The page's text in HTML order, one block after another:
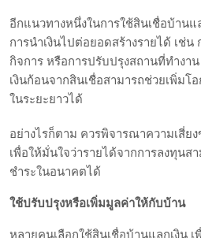
อีกแนวทางหนึ่งในการใช้สินเชื่อบ้านแ
การนำเงินไปต่อยอดสร้างรายได้ เช่น
กิจการ หรือการปรับปรุงสถานที่ทำงา
เงินก้อนจากสินเชื่อสามารถช่วยเพิ่มโ
ในระยะยาวได้
อย่างไรก็ตาม ควรพิจารณาความเสี่ย
เพื่อให้มั่นใจว่ารายได้จากการลงทุนส
ชำระในอนาคตได้
ใช้ปรับปรุงหรือเพิ่มมูลค่าให้กับบ้าน
หลายคนเลือกใช้สินเชื่อบ้านแลกเงิน